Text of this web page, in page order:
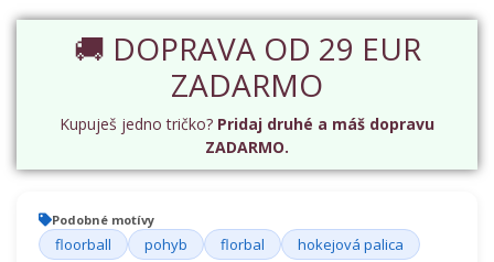
🚚 DOPRAVA OD 29 EUR
ZADARMO
Kupuješ jedno tričko? Pridaj druhé a máš dopravu
ZADARMO.
Podobné motívy
floorball pohyb florbal hokejová palica